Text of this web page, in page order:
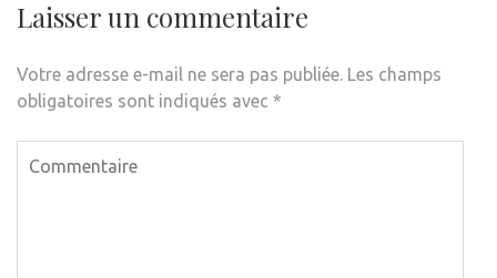
Laisser un commentaire
Votre adresse e-mail ne sera pas publiée. Les champs
obligatoires sont indiqués avec *